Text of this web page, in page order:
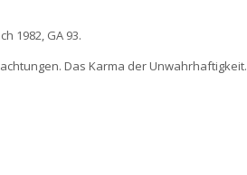
1982, GA 93.
Das Karma der Unwahrhaftigkeit.